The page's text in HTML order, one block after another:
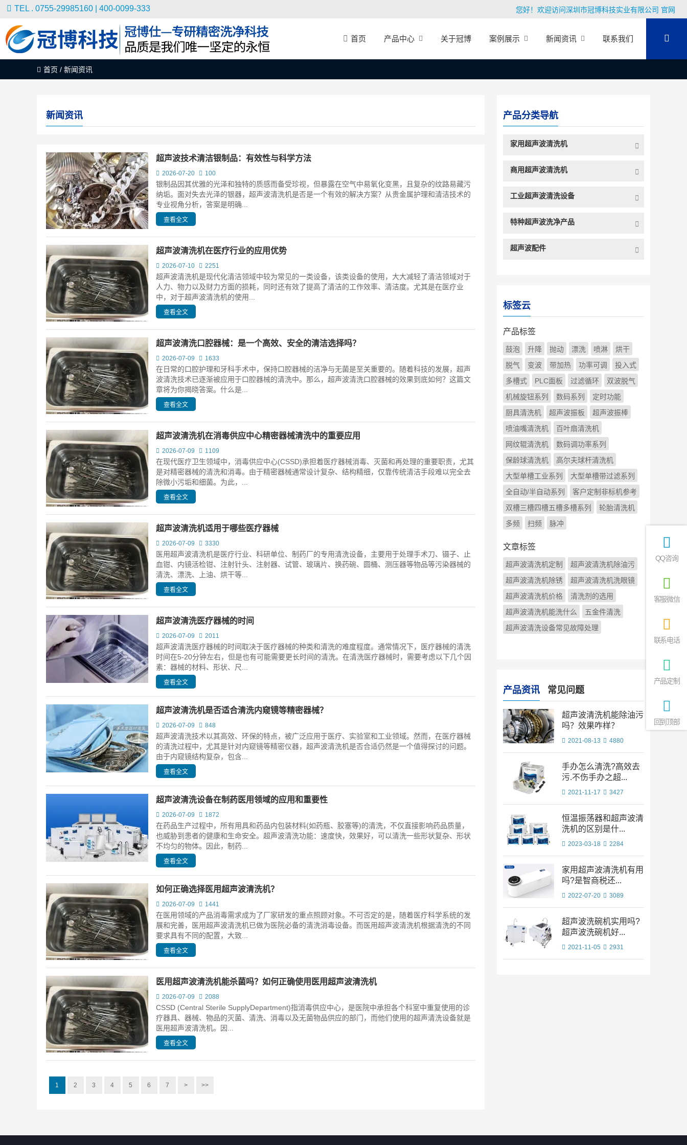
TEL . 0755-29985160 | 400-0099-333 您好！欢迎访问深圳市冠博科技实业有限公司 官网
首页 产品中心 关于冠博 案例展示 新闻资讯 联系我们
首页 / 新闻资讯
新闻资讯
超声波技术清洁银制品：有效性与科学方法
2026-07-20 100
银制品因其优雅的光泽和独特的质感而备受珍视，但暴露在空气中易氧化变黑，且复杂的纹路易藏污
纳垢。面对失去光泽的银器，超声波清洗机是否是一个有效的解决方案？从贵金属护理和清洁技术的
专业视角分析，答案是明确...
查看全文
超声波清洗机在医疗行业的应用优势
2026-07-10 2251
超声波清洗机是现代化清洁领域中较为常见的一类设备，该类设备的使用，大大减轻了清洁领域对于
人力、物力以及财力方面的损耗，同时还有效了提高了清洁的工作效率、清洁度。尤其是在医疗业
中，对于超声波清洗机的使用...
查看全文
超声波清洗口腔器械：是一个高效、安全的清洁选择吗？
2026-07-09 1633
在日常的口腔护理和牙科手术中，保持口腔器械的洁净与无菌是至关重要的。随着科技的发展，超声
波清洗技术已逐渐被应用于口腔器械的清洗中。那么，超声波清洗口腔器械的效果到底如何？这篇文
章将为你揭晓答案。什么是...
查看全文
超声波清洗机在消毒供应中心精密器械清洗中的重要应用
2026-07-09 1109
在现代医疗卫生领域中，消毒供应中心(CSSD)承担着医疗器械消毒、灭菌和再处理的重要职责，尤其
是对精密器械的清洗和消毒。由于精密器械通常设计复杂、结构精细，仅靠传统清洁手段难以完全去
除微小污垢和细菌。为此，...
查看全文
超声波清洗机适用于哪些医疗器械
2026-07-09 3330
医用超声波清洗机是医疗行业、科研单位、制药厂的专用清洗设备，主要用于处理手术刀、镊子、止
血钳、内镜活检钳、注射针头、注射器、试管、玻璃片、换药碗、圆桶、测压器等物品等污染器械的
清洗、漂洗、上油、烘干等...
查看全文
超声波清洗医疗器械的时间
2026-07-09 2011
超声波清洗医疗器械的时间取决于医疗器械的种类和清洗的难度程度。通常情况下，医疗器械的清洗
时间在5-20分钟左右，但是也有可能需要更长时间的清洗。在清洗医疗器械时，需要考虑以下几个因
素：器械的材料、形状、尺...
查看全文
超声波清洗机是否适合清洗内窥镜等精密器械？
2026-07-09 848
超声波清洗技术以其高效、环保的特点，被广泛应用于医疗、实验室和工业领域。然而，在医疗器械
的清洗过程中，尤其是针对内窥镜等精密仪器，超声波清洗机是否合适仍然是一个值得探讨的问题。
由于内窥镜结构复杂，包含...
查看全文
超声波清洗设备在制药医用领域的应用和重要性
2026-07-09 1872
在药品生产过程中，所有用具和药品内包装材料(如药瓶、胶塞等)的清洗，不仅直接影响药品质量，
也威胁到患者的健康和生命安全。超声波清洗功能：速度快，效果好，可以清洗一些形状复杂、形状
不均匀的物体。因此，制药...
查看全文
如何正确选择医用超声波清洗机？
2026-07-09 1441
在医用领域的产品消毒需求成为了厂家研发的重点照顾对象。不可否定的是，随着医疗科学系统的发
展和完善，医用超声波清洗机已做为医院必备的清洗消毒设备。而医用超声波清洗机根据清洗的不同
要求具有不同的配置，大致...
查看全文
医用超声波清洗机能杀菌吗？如何正确使用医用超声波清洗机
2026-07-09 2088
CSSD (Central Sterile SupplyDepartment)指消毒供应中心，是医院中承担各个科室中重复使用的诊
疗器具、器械、物品的灭菌、清洗、消毒以及无菌物品供应的部门，而他们使用的超声清洗设备就是
医用超声波清洗机。因...
查看全文
1 2 3 4 5 6 7 > >>
产品分类导航
家用超声波清洗机
商用超声波清洗机
工业超声波清洗设备
特种超声波洗净产品
超声波配件
标签云
产品标签
鼓泡 升降 抛动 漂洗 喷淋
烘干
脱气
变波 带加热 功率可调
投入式
多槽式
PLC面板 过滤循环
双波脱气
机械旋钮系列
数码系列
定时功能
厨具清洗机
超声波振板
超声波振棒
喷油嘴清洗机
百叶扇清洗机
网纹辊清洗机
数码调功率系列
保龄球清洗机
高尔夫球杆清洗机
大型单槽工业系列
大型单槽带过滤系列
全自动/半自动系列
客户定制非标机参考
双槽三槽四槽五槽多槽系列
轮胎清洗机
多频
扫频 脉冲
文章标签
超声波清洗机定制
超声波清洗机除油污
超声波清洗机除锈
超声波清洗机洗眼镜
超声波清洗机价格
清洗剂的选用
超声波清洗机能洗什么
五金件清洗
超声波清洗设备常见故障处理
产品资讯 常见问题
超声波清洗机能除油污
吗？效果咋样？
2021-08-13 4880
手办怎么清洗?高效去
污.不伤手办之超...
2021-11-17 3427
恒温振荡器和超声波清
洗机的区别是什...
2023-03-18 2284
家用超声波清洗机有用
吗?是智商税还...
2022-07-20 3089
超声波洗碗机实用吗?
超声波洗碗机好...
2021-11-05 2931
QQ咨询
客服微信
联系电话
产品定制
回到顶部